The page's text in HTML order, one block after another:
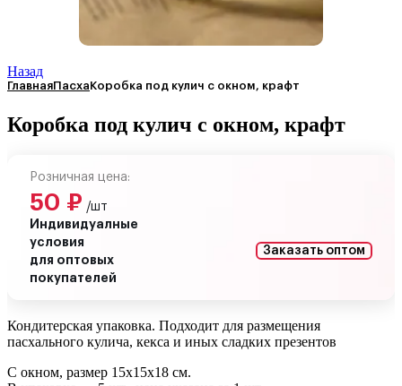
Назад
ГлавнаяПасхаКоробка под кулич с окном, крафт
Коробка под кулич с окном, крафт
Розничная цена:
50 ₽ /шт
Индивидуалные
условия
для оптовых
покупателей
Заказать оптом
Кондитерская упаковка. Подходит для размещения
пасхального кулича, кекса и иных сладких презентов
С окном, размер 15х15х18 см.